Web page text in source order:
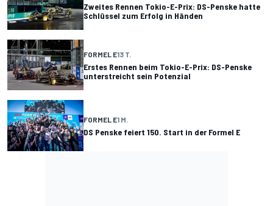
Zweites Rennen Tokio-E-Prix: DS-Penske hatte
Schlüssel zum Erfolg in Händen
FORMEL E13 T.
Erstes Rennen beim Tokio-E-Prix: DS-Penske
unterstreicht sein Potenzial
FORMEL E1 M.
DS Penske feiert 150. Start in der Formel E